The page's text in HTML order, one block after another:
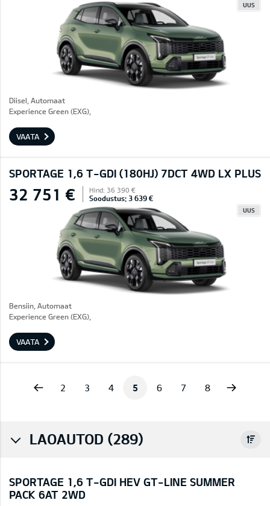
UUS
Diisel, Automaat
Experience Green (EXG),
VAATA
SPORTAGE 1,6 T-GDI (180HJ) 7DCT 4WD LX PLUS
32 751 € Hind: 36 390 €
Soodustus: 3 639 €
UUS
Bensiin, Automaat
Experience Green (EXG),
VAATA
2 3 4 5 6 7 8
LAOAUTOD (289)
SPORTAGE 1,6 T-GDI HEV GT-LINE SUMMER
PACK 6AT 2WD